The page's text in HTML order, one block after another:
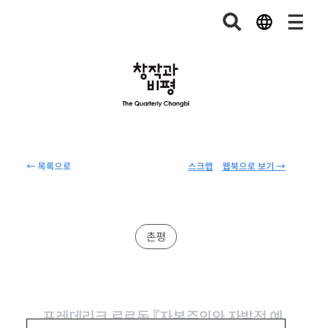
← 목록으로 웹북으로 보기 →
스크랩
촌평
프레데리크 로르동 『자본주의와 자발적 예